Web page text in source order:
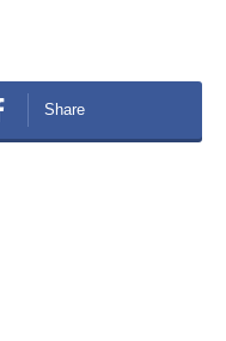
Share